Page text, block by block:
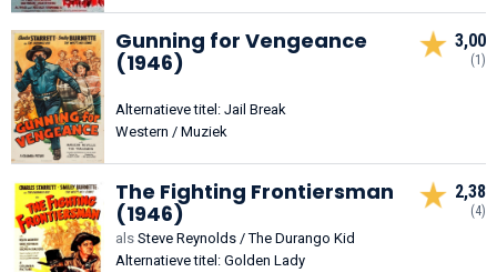
Gunning for Vengeance
(1946)
Alternatieve titel: Jail Break
Western / Muziek
3,00
(1)
The Fighting Frontiersman
(1946)
als Steve Reynolds / The Durango Kid
Alternatieve titel: Golden Lady
2,38
(4)